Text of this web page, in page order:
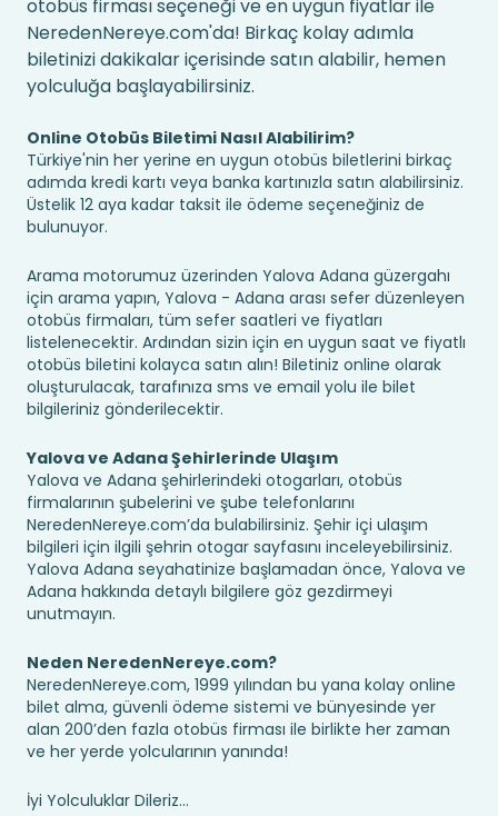
otobüs firması seçeneği ve en uygun fiyatlar ile
NeredenNereye.com'da! Birkaç kolay adımla
biletinizi dakikalar içerisinde satın alabilir, hemen
yolculuğa başlayabilirsiniz.
Online Otobüs Biletimi Nasıl Alabilirim?
Türkiye'nin her yerine en uygun otobüs biletlerini birkaç
adımda kredi kartı veya banka kartınızla satın alabilirsiniz.
Üstelik 12 aya kadar taksit ile ödeme seçeneğiniz de
bulunuyor.
Arama motorumuz üzerinden Yalova Adana güzergahı
için arama yapın, Yalova - Adana arası sefer düzenleyen
otobüs firmaları, tüm sefer saatleri ve fiyatları
listelenecektir. Ardından sizin için en uygun saat ve fiyatlı
otobüs biletini kolayca satın alın! Biletiniz online olarak
oluşturulacak, tarafınıza sms ve email yolu ile bilet
bilgileriniz gönderilecektir.
Yalova ve Adana Şehirlerinde Ulaşım
Yalova ve Adana şehirlerindeki otogarları, otobüs
firmalarının şubelerini ve şube telefonlarını
NeredenNereye.com’da bulabilirsiniz. Şehir içi ulaşım
bilgileri için ilgili şehrin otogar sayfasını inceleyebilirsiniz.
Yalova Adana seyahatinize başlamadan önce, Yalova ve
Adana hakkında detaylı bilgilere göz gezdirmeyi
unutmayın.
Neden NeredenNereye.com?
NeredenNereye.com, 1999 yılından bu yana kolay online
bilet alma, güvenli ödeme sistemi ve bünyesinde yer
alan 200’den fazla otobüs firması ile birlikte her zaman
ve her yerde yolcularının yanında!
İyi Yolculuklar Dileriz...